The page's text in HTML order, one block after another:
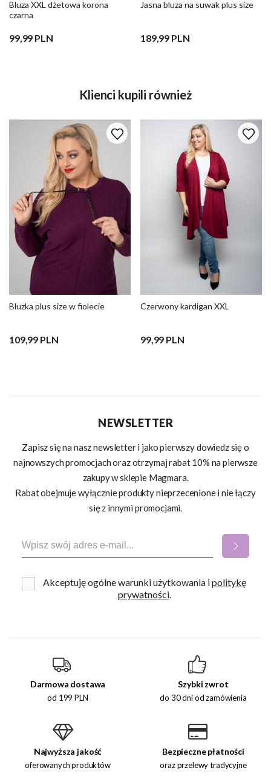
Bluza XXL dżetowa korona
czarna
99,99 PLN
Jasna bluza na suwak plus size
189,99 PLN
Klienci kupili również
Bluzka plus size w fiolecie
109,99 PLN
Czerwony kardigan XXL
99,99 PLN
NEWSLETTER
Zapisz się na nasz newsletter i jako pierwszy dowiedz się o
najnowszych promocjach oraz otrzymaj rabat 10% na pierwsze
zakupy w sklepie Magmara.
Rabat obejmuje wyłącznie produkty nieprzecenione i nie łączy
się z innymi promocjami.
Akceptuję ogólne warunki użytkowania ipolitykę
prywatności.
Darmowa dostawa
od 199 PLN
Szybki zwrot
do 30 dni od zamówienia
Najwyższa jakość
oferowanych produktów
Bezpieczne płatności
oraz przelewy tradycyjne